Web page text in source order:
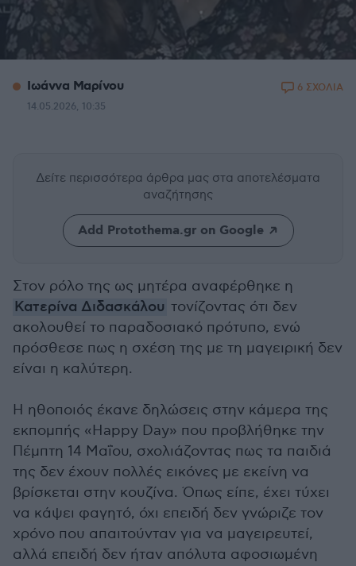
Ιωάννα Μαρίνου
14.05.2026, 10:35
6 ΣΧΟΛΙΑ
Δείτε περισσότερα άρθρα μας στα αποτελέσματα
αναζήτησης
Add Protothema.gr on Google
Στον ρόλο της ως μητέρα αναφέρθηκε η
Κατερίνα Διδασκάλου τονίζοντας ότι δεν
ακολουθεί το παραδοσιακό πρότυπο, ενώ
πρόσθεσε πως η σχέση της με τη μαγειρική δεν
είναι η καλύτερη.
Η ηθοποιός έκανε δηλώσεις στην κάμερα της
εκπομπής «Happy Day» που προβλήθηκε την
Πέμπτη 14 Μαΐου, σχολιάζοντας πως τα παιδιά
της δεν έχουν πολλές εικόνες με εκείνη να
βρίσκεται στην κουζίνα. Όπως είπε, έχει τύχει
να κάψει φαγητό, όχι επειδή δεν γνώριζε τον
χρόνο που απαιτούνταν για να μαγειρευτεί,
αλλά επειδή δεν ήταν απόλυτα αφοσιωμένη